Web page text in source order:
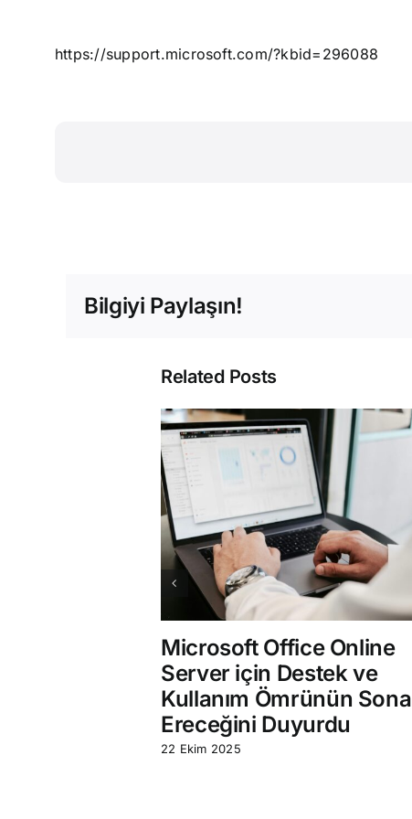
https://support.microsoft.com/?kbid=296088
Bilgiyi Paylaşın!
Related Posts
Microsoft Office Online
Server için Destek ve
Kullanım Ömrünün Sona
Ereceğini Duyurdu
22 Ekim 2025